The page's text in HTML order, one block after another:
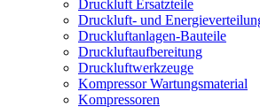
Druckluft Ersatzteile
Druckluft- und
Druckluftanlagen-Bauteile
Druckluftaufbereitung
Druckluftwerkzeuge
Kompressor Wartungsmaterial
Kompressoren